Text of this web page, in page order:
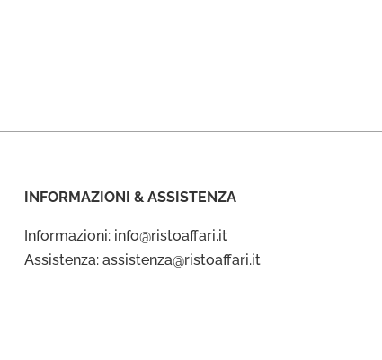
INFORMAZIONI & ASSISTENZA
Informazioni: info@ristoaffari.it
Assistenza: assistenza@ristoaffari.it